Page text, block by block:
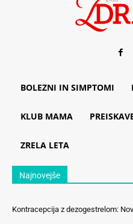
BOLEZNI IN SIMPTOMI
KLUB MAMA
ZRELA LETA
Najnovejše
Kontracepcija z dezogestrelom: